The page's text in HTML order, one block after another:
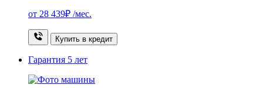
от 28 439₽ /мес.
Купить в кредит
Гарантия 5 лет